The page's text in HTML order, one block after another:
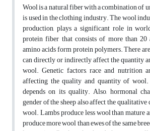
Wool is a natural fiber with a combination of
is used in the clothing industry. The wool
production, plays a significant role in
protein fiber that consists of more than 20
amino acids form protein polymers. There
can directly or indirectly affect the quantity
wool. Genetic factors, race and nutrition
affecting the quality and quantity of
depends on its quality. Also, hormonal
gender of the sheep also affect the
wool. Lambs produce less wool than mature
produce more wool than ewes of the same